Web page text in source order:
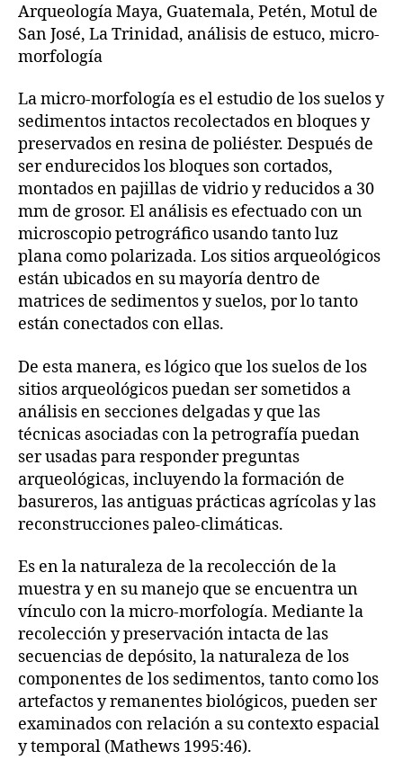
Arqueología Maya, Guatemala, Petén, Motul de
San José, La Trinidad, análisis de estuco, micro-
morfología
La micro-morfología es el estudio de los suelos y
sedimentos intactos recolectados en bloques y
preservados en resina de poliéster. Después de
ser endurecidos los bloques son cortados,
montados en pajillas de vidrio y reducidos a 30
mm de grosor. El análisis es efectuado con un
microscopio petrográfico usando tanto luz
plana como polarizada. Los sitios arqueológicos
están ubicados en su mayoría dentro de
matrices de sedimentos y suelos, por lo tanto
están conectados con ellas.
De esta manera, es lógico que los suelos de los
sitios arqueológicos puedan ser sometidos a
análisis en secciones delgadas y que las
técnicas asociadas con la petrografía puedan
ser usadas para responder preguntas
arqueológicas, incluyendo la formación de
basureros, las antiguas prácticas agrícolas y las
reconstrucciones paleo-climáticas.
Es en la naturaleza de la recolección de la
muestra y en su manejo que se encuentra un
vínculo con la micro-morfología. Mediante la
recolección y preservación intacta de las
secuencias de depósito, la naturaleza de los
componentes de los sedimentos, tanto como los
artefactos y remanentes biológicos, pueden ser
examinados con relación a su contexto espacial
y temporal (Mathews 1995:46).